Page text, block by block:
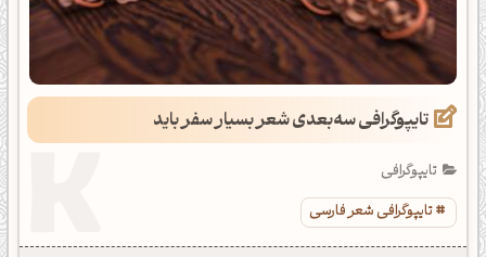
تایپوگرافی سه‌بعدی شعر بسیار سفر باید
تایپوگرافی
تایپوگرافی شعر فارسی